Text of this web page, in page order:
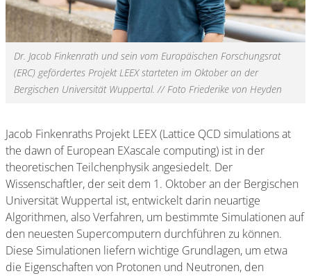
Dr. Jacob Finkenrath und sein vom Europäischen Forschungsrat
(ERC) gefördertes Projekt LEEX starteten im Oktober an der
Bergischen Universität Wuppertal. // Foto Friederike von Heyden
Jacob Finkenraths Projekt LEEX (Lattice QCD simulations at
the dawn of European EXascale computing) ist in der
theoretischen Teilchenphysik angesiedelt. Der
Wissenschaftler, der seit dem 1. Oktober an der Bergischen
Universität Wuppertal ist, entwickelt darin neuartige
Algorithmen, also Verfahren, um bestimmte Simulationen auf
den neuesten Supercomputern durchführen zu können.
Diese Simulationen liefern wichtige Grundlagen, um etwa
die Eigenschaften von Protonen und Neutronen, den